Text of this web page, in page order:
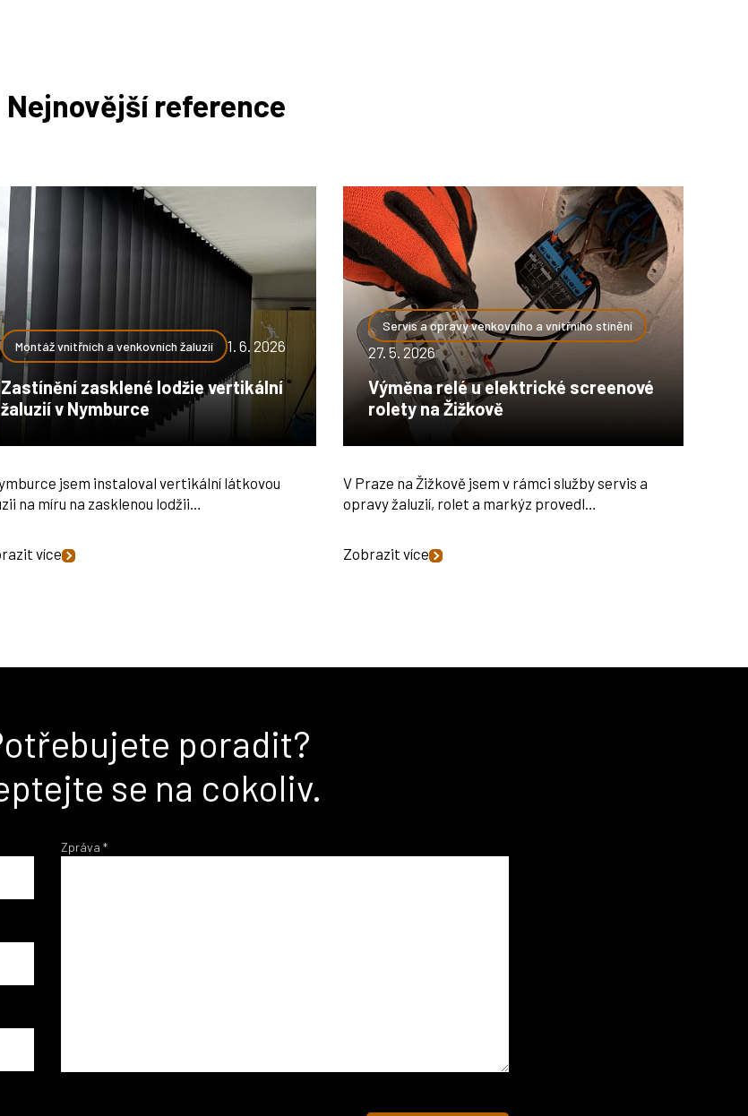
Nejnovější reference
Montáž vnitřních a venkovních žaluzií 1. 6. 2026
Zastínění zasklené lodžie vertikální
žaluzií v Nymburce
jsem instaloval vertikální látkovou
na míru na zasklenou lodžii…
více
Servis a opravy venkovního a vnitřního stínění
27. 5. 2026
Výměna relé u elektrické screenové
rolety na Žižkově
V Praze na Žižkově jsem v rámci služby servis a
opravy žaluzií, rolet a markýz provedl…
Zobrazit více
poradit?
se na cokoliv.
Zpráva *